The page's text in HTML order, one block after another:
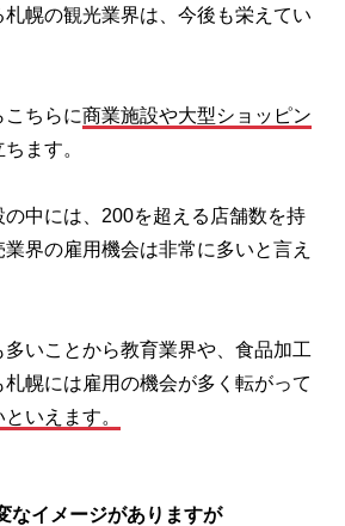
幌の観光業界は、今後も栄えてい
ちらに商業施設や大型ショッピン
ます。
中には、200を超える店舗数を持
界の雇用機会は非常に多いと言え
いことから教育業界や、食品加工
幌には雇用の機会が多く転がって
いえます。
なイメージがありますが